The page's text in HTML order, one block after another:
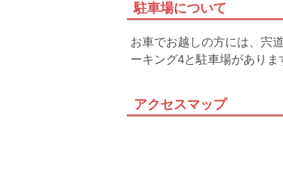
駐車場について
お車でお越しの方には、宍
ーキング4と駐車場がありま
アクセスマップ